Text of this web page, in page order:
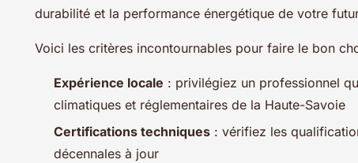
durabilité et la performance énergétique de votre
Voici les critères incontournables pour faire le bon
Expérience locale : privilégiez un professionnel
climatiques et réglementaires de la Haute-Savoie
Certifications techniques : vérifiez les
décennales à jour